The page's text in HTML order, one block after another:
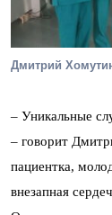
Дмитрий
– Уникальные
– говорит
пациентка,
внезапная